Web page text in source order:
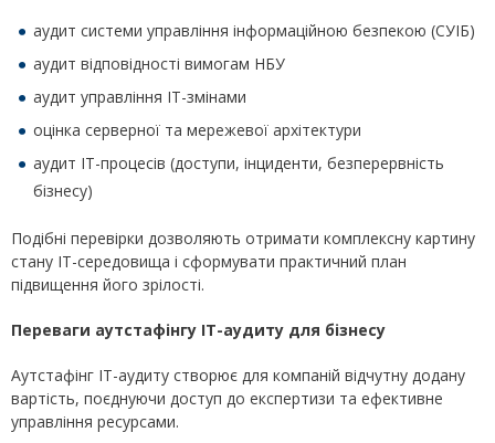
аудит системи управління інформаційною безпекою (СУІБ)
аудит відповідності вимогам НБУ
аудит управління ІТ-змінами
оцінка серверної та мережевої архітектури
аудит ІТ-процесів (доступи, інциденти, безперервність
бізнесу)
Подібні перевірки дозволяють отримати комплексну картину
стану ІТ-середовища і сформувати практичний план
підвищення його зрілості.
Переваги аутстафінгу ІТ-аудиту для бізнесу
Аутстафінг ІТ-аудиту створює для компаній відчутну додану
вартість, поєднуючи доступ до експертизи та ефективне
управління ресурсами.